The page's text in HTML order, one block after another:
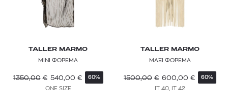
TALLER MARMO
ΜΙΝΙ ΦΟΡΕΜΑ
1350,00 € 540,00 € 60%
ONE SIZE
TALLER MARMO
ΜΑΞΙ ΦΟΡΕΜΑ
1500,00 € 600,00 € 60%
IT 40, IT 42